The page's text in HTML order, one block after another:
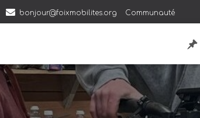
bonjour@foixmobilites.org Communauté